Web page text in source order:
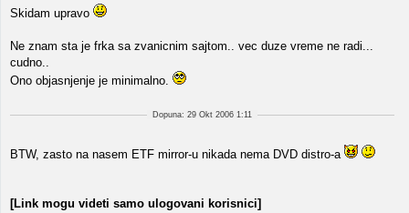
Skidam upravo
Ne znam sta je frka sa zvanicnim sajtom.. vec duze vreme ne radi...
cudno..
Ono objasnjenje je minimalno.
Dopuna: 29 Okt 2006 1:11
BTW, zasto na nasem ETF mirror-u nikada nema DVD distro-a
[Link mogu videti samo ulogovani korisnici]